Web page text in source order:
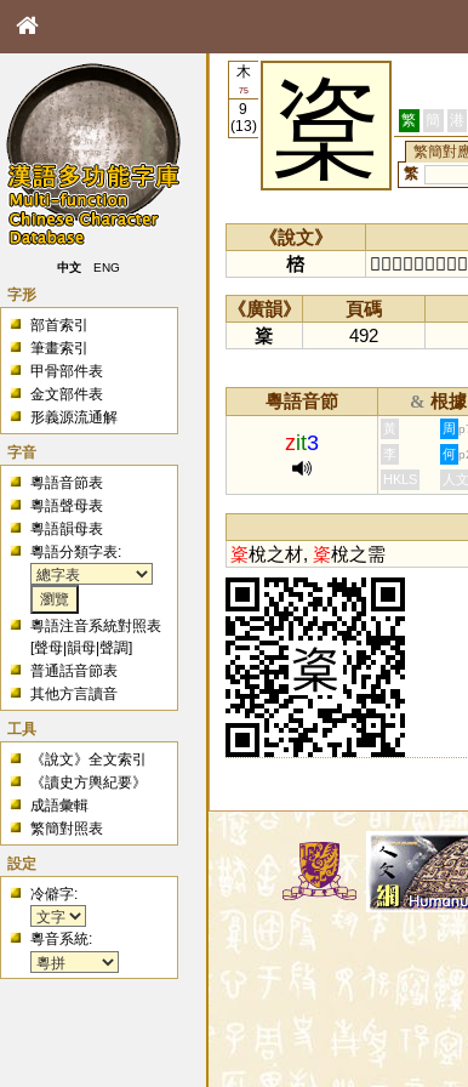
中文 ENG
字形
部首索引
筆畫索引
甲骨部件表
金文部件表
形義源流通解
字音
粵語音節表
粵語聲母表
粵語韻母表
粵語分類字表:
粵語注音系統對照表
[聲母 |韻母 |聲調]
普通話音節表
其他方言讀音
工具
《說文》全文索引
《讀史方輿紀要》
成語彙輯
繁簡對照表
設定
冷僻字:
粵音系統:
木
75
9
(13)
楶 繁 簡 港
繁簡對
繁
《說文》
㮞
𣝍櫨也。从木，咨
《廣韻》 頁碼
楶
492
粵語音節 & 根據
zit3
黃 周
李 何
HKLS 人文
楶梲之材, 楶梲之需